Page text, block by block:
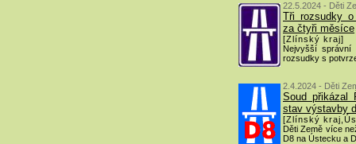
22.5.2024 - Děti
Tři rozsudky
za čtyři měsíce
[Zlínský kraj]
Nejvyšší
rozsudky s
2.4.2024 - Děti
Soud přikázal
stav výstavby
[Zlínský
Děti Země více
D8 na Ústecku a